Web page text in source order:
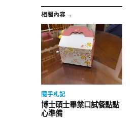
相關內容 →
隨手札記
博士碩士畢業口試餐點點
心準備